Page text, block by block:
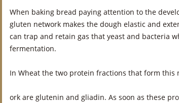
When baking bread paying attention to the
gluten network makes the dough elastic and
can trap and retain gas that yeast and bacteria
fermentation.
In Wheat the two protein fractions that form this
ork are glutenin and gliadin. As soon as these